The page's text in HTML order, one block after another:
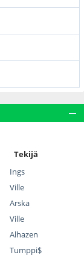
Tekijä
Ings
Ville
Arska
Ville
Alhazen
Tumppi$